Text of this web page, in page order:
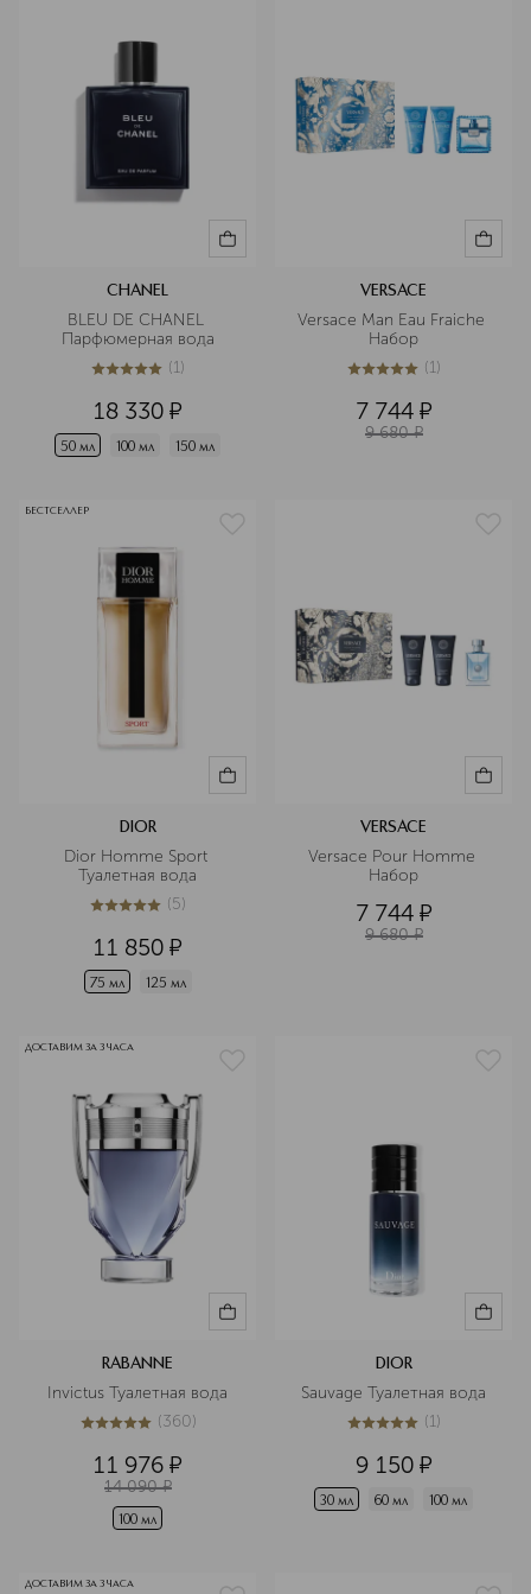
CHANEL
BLEU DE CHANEL
Парфюмерная вода
5из 51 (1)
18 330 ¤
50 мл 100 мл 150 мл
VERSACE
Versace Man Eau Fraiche
Набор
5из 51 (1)
7 744 ¤
9 680 ¤
БЕСТСЕЛЛЕР
DIOR
Dior Homme Sport
Туалетная вода
5из 55 (5)
11 850 ¤
75 мл 125 мл
VERSACE
Versace Pour Homme
Набор
7 744 ¤
9 680 ¤
ДОСТАВИМ ЗА 3 ЧАСА
RABANNE
Invictus Туалетная вода
5из 5360 (360)
11 976 ¤
14 090 ¤
100 мл
DIOR
Sauvage Туалетная вода
5из 51 (1)
9 150 ¤
30 мл 60 мл 100 мл
ДОСТАВИМ ЗА 3 ЧАСА